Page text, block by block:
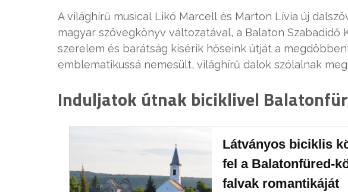
A világhírű musical Likó Marcell és Marton Lívia új
magyar szövegkönyv változatával, a Balaton Szabadidő
szerelem és barátság kísérik hőseink útját a
emblematikussá nemesült, világhírű dalok szólalnak
Induljatok útnak biciklivel
Látványos biciklis
fel a Balatonfüred-
falvak romantikáját